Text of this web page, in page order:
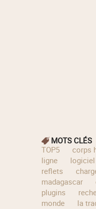
MOTS CLÉS
TOP5
corps
ligne
reflets
madagascar
plugins
monde
la